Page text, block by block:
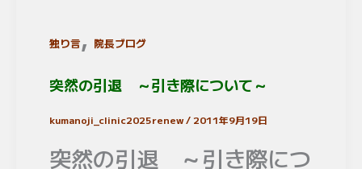
独り言, 院長ブログ
突然の引退 ～引き際について～
kumanoji_clinic2025renew/ 2011年9月19日
突然の引退 ～引き際につ